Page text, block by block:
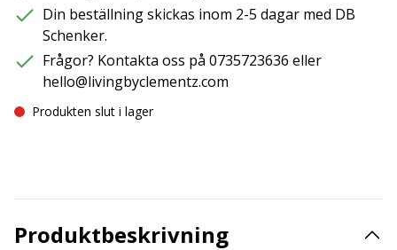
Din beställning skickas inom 2-5 dagar med DB
Schenker.
Frågor? Kontakta oss på 0735723636 eller
hello@livingbyclementz.com
Produkten slut i lager
Produktbeskrivning